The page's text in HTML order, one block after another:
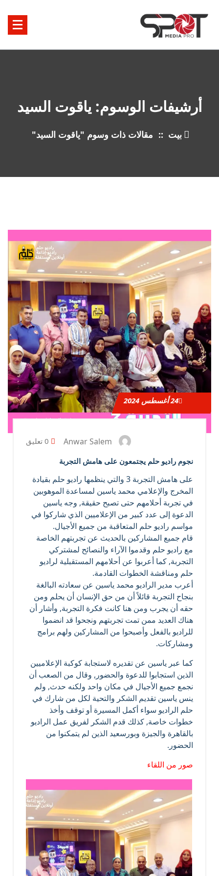
أرشيفات الوسوم: ياقوت السيد
بيت :: مقالات ذات وسوم "ياقوت السيد"
24أغسطس 2024
Anwar Salem 0 تعليق
نجوم راديو حلم يجتمعون على هامش التجربة
على هامش التجربة 3 والتي ينظمها راديو حلم بقيادة
المخرج والإعلامي محمد ياسين لمساعدة الموهوبين
في تجربة أحلامهم حتى تصبح حقيقة, وجه ياسين
الدعوة إلى عدد كبير من الإعلاميين الذي شاركوا في
مواسم راديو حلم المتعاقبة من جميع الأجيال.
قام جميع المشاركين بالحديث عن تجربتهم الخاصة
مع راديو حلم وقدموا الآراء والنصائح لمشتركي
التجربة, كما أعربوا عن أحلامهم المستقبلية لراديو
حلم ومناقشة الخطوات القادمة.
أعرب مدير الراديو محمد ياسين عن سعادته البالغة
بنجاح التجربة قائلاً أن من حق الإنسان أن يحلم ومن
حقه أن يجرب ومن هنا كانت فكرة التجربة, وأشار أن
هناك العديد ممن تمت تجربتهم ونجحوا قد انضموا
للراديو بالفعل وأصبحوا من المشاركين ولهم برامج
ومشاركات.
كما عبر ياسين عن تقديره لاستجابة كوكبة الإعلاميين
الذين استجابوا للدعوة والحضور, وقال من الصعب أن
نجمع جميع الأجيال في مكان واحد ولكنه حدث, ولم
ينس ياسين تقديم الشكر والتحية لكل من شارك في
حلم الراديو سواء أكمل المسيرة أو توقف وأخذ
خطوات خاصة, كذلك قدم الشكر لفريق عمل الراديو
بالقاهرة والجيزة وبورسعيد الذين لم يتمكنوا من
الحضور.
صور من اللقاء